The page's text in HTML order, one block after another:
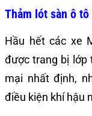
Thảm lót sàn ô
Hầu hết các xe
được trang bị lớp
mại nhất định,
điều kiện khí hậu